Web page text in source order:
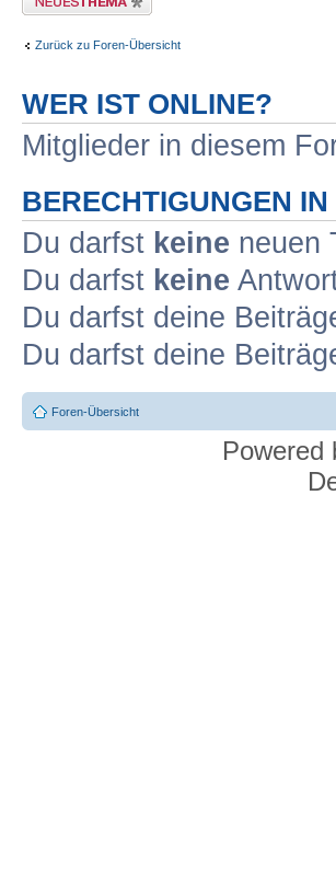
Zurück zu Foren-Übersicht
WER IST ONLINE?
Mitglieder in diesem
BERECHTIGUNGEN
Du darfst keine neuen
Du darfst keine
Du darfst deine
Du darfst deine
Foren-Übersicht
Powered